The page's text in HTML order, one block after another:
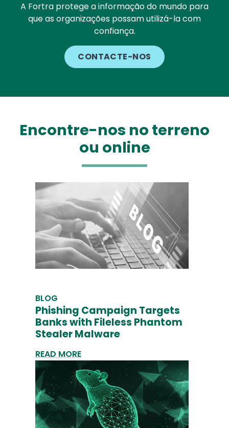
A Fortra protege a informação do mundo para
que as organizações possam utilizá-la com
confiança.
CONTACTE-NOS
Encontre-nos no terreno
ou online
BLOG
Phishing Campaign Targets
Banks with Fileless Phantom
Stealer Malware
READ MORE